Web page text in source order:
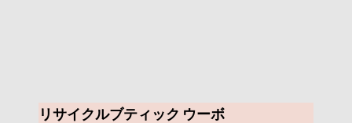
リサイクルブティック ウーボ